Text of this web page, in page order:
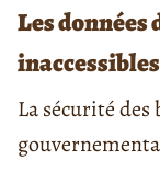
Les
inaccessibles
La sécurité des